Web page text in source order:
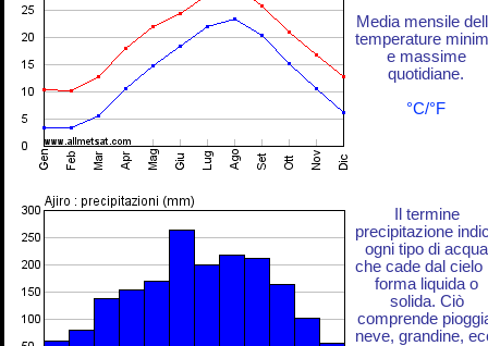
Media mensile
temperature
e massime
quotidiane.
°C/°F
Il termine
precipitazione
ogni tipo di acqua
che cade dal cielo
forma liquida o
solida. Ciò
comprende
neve, grandine,